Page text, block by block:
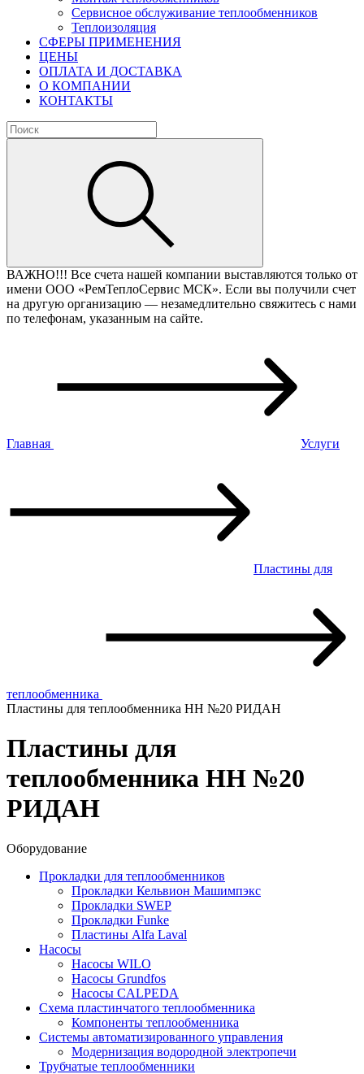
Сервисное обслуживание теплообменников
Теплоизоляция
СФЕРЫ ПРИМЕНЕНИЯ
ЦЕНЫ
ОПЛАТА И ДОСТАВКА
О КОМПАНИИ
КОНТАКТЫ
ВАЖНО!!! Все счета нашей компании выставляются только от
имени ООО «РемТеплоСервис МСК». Если вы получили счет
на другую организацию — незамедлительно свяжитесь с нами
по телефонам, указанным на сайте.
Главная Услуги
Пластины для
теплообменника
Пластины для теплообменника НН №20 РИДАН
Пластины для
теплообменника НН №20
РИДАН
Оборудование
Прокладки для теплообменников
Прокладки Кельвион Машимпэкс
Прокладки SWEP
Прокладки Funke
Пластины Alfa Laval
Насосы
Насосы WILO
Насосы Grundfos
Насосы CALPEDA
Схема пластинчатого теплообменника
Компоненты теплообменника
Системы автоматизированного управления
Модернизация водородной электропечи
Трубчатые теплообменники